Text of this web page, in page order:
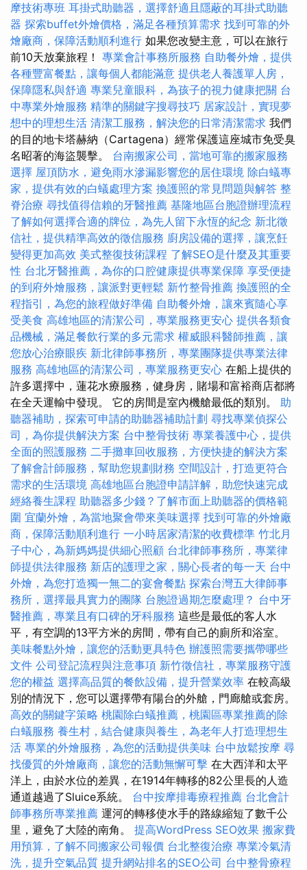
摩技術專班 耳掛式助聽器，選擇舒適且隱蔽的耳掛式助聽
器 探索buffet外燴價格，滿足各種預算需求 找到可靠的外
燴廠商，保障活動順利進行 如果您改變主意，可以在旅行
前10天放棄旅程！ 專業會計事務所服務 自助餐外燴，提供
各種豐富餐點，讓每個人都能滿意 提供老人養護單人房，
保障隱私與舒適 專業兒童眼科，為孩子的視力健康把關 台
中專業外燴服務 精準的關鍵字搜尋技巧 居家設計，實現夢
想中的理想生活 清潔工服務，解決您的日常清潔需求 我們
的目的地卡塔赫納（Cartagena）經常保護這座城市免受臭
名昭著的海盜襲擊。 台南搬家公司，當地可靠的搬家服務
選擇 屋頂防水，避免雨水滲漏影響您的居住環境 除白蟻專
家，提供有效的白蟻處理方案 換護照的常見問題與解答 整
脊治療 尋找值得信賴的牙醫推薦 基隆地區台胞證辦理流程
了解如何選擇合適的牌位，為先人留下永恆的紀念 新北徵
信社，提供精準高效的徵信服務 廚房設備的選擇，讓烹飪
變得更加高效 美式整復技術課程 了解SEO是什麼及其重要
性 台北牙醫推薦，為你的口腔健康提供專業保障 享受便捷
的到府外燴服務，讓派對更輕鬆 新竹整骨推薦 換護照的全
程指引，為您的旅程做好準備 自助餐外燴，讓來賓隨心享
受美食 高雄地區的清潔公司，專業服務更安心 提供各類食
品機械，滿足餐飲行業的多元需求 權威眼科醫師推薦，讓
您放心治療眼疾 新北律師事務所，專業團隊提供專業法律
服務 高雄地區的清潔公司，專業服務更安心 在船上提供的
許多選擇中，蓮花水療服務，健身房，賭場和富裕商店都將
在全天運輸中發現。 它的房間是室內機艙最低的類別。 助
聽器補助，探索可申請的助聽器補助計劃 尋找專業偵探公
司，為你提供解決方案 台中整骨技術 專業養護中心，提供
全面的照護服務 二手攤車回收服務，方便快捷的解決方案
了解會計師服務，幫助您規劃財務 空間設計，打造更符合
需求的生活環境 高雄地區台胞證申請詳解，助您快速完成
經絡養生課程 助聽器多少錢？了解市面上助聽器的價格範
圍 宜蘭外燴，為當地聚會帶來美味選擇 找到可靠的外燴廠
商，保障活動順利進行 一小時居家清潔的收費標準 竹北月
子中心，為新媽媽提供細心照顧 台北律師事務所，專業律
師提供法律服務 新店的護理之家，關心長者的每一天 台中
外燴，為您打造獨一無二的宴會餐點 探索台灣五大律師事
務所，選擇最具實力的團隊 台胞證過期怎麼處理？ 台中牙
醫推薦，專業且有口碑的牙科服務 這些是最低的客人水
平，有空調的13平方米的房間，帶有自己的廁所和浴室。
美味餐點外燴，讓您的活動更具特色 辦護照需要攜帶哪些
文件 公司登記流程與注意事項 新竹徵信社，專業服務守護
您的權益 選擇高品質的餐飲設備，提升營業效率 在較高級
別的情況下，您可以選擇帶有陽台的外艙，門廊艙或套房。
高效的關鍵字策略 桃園除白蟻推薦，桃園區專業推薦的除
白蟻服務 養生村，結合健康與養生，為老年人打造理想生
活 專業的外燴服務，為您的活動提供美味 台中放鬆按摩 尋
找優質的外燴廠商，讓您的活動無懈可擊 在大西洋和太平
洋上，由於水位的差異，在1914年轉移的82公里長的人造
通道越過了Sluice系統。 台中按摩排毒療程推薦 台北會計
師事務所專業推薦 運河的轉移使水手的路線縮短了數千公
里，避免了大陸的南角。 提高WordPress SEO效果 搬家費
用預算，了解不同搬家公司報價 台北整復治療 專業冷氣清
洗，提升空氣品質 提升網站排名的SEO公司 台中整骨療程